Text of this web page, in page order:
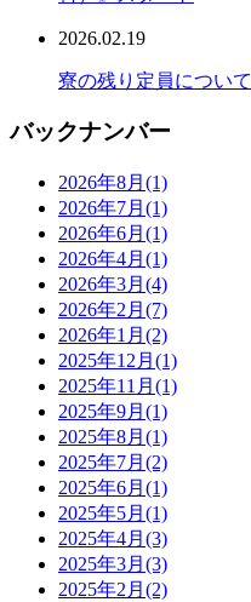
2026.02.19
寮の残り定員について
バックナンバー
2026年8月 (1)
2026年7月 (1)
2026年6月 (1)
2026年4月 (1)
2026年3月 (4)
2026年2月 (7)
2026年1月 (2)
2025年12月 (1)
2025年11月 (1)
2025年9月 (1)
2025年8月 (1)
2025年7月 (2)
2025年6月 (1)
2025年5月 (1)
2025年4月 (3)
2025年3月 (3)
2025年2月 (2)